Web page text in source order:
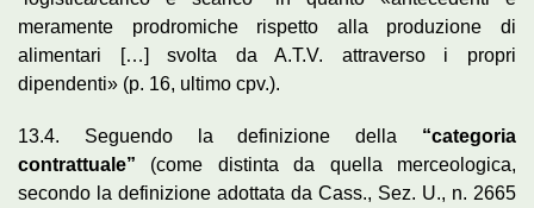
meramente prodromiche rispetto alla produzione di
alimentari […] svolta da A.T.V. attraverso i propri
dipendenti» (p. 16, ultimo cpv.).
13.4. Seguendo la definizione della “categoria
contrattuale” (come distinta da quella merceologica,
secondo la definizione adottata da Cass., Sez. U., n. 2665